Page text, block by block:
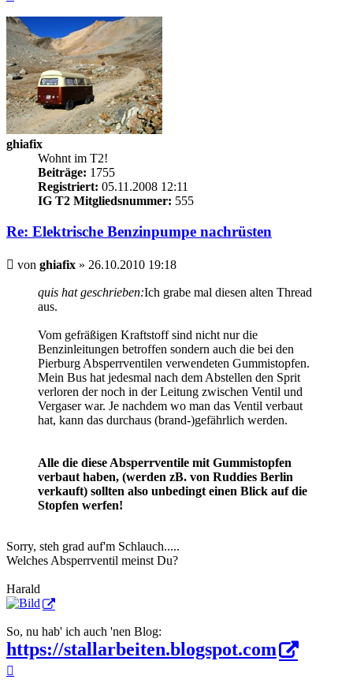
ghiafix
Wohnt im T2!
Beiträge: 1755
Registriert: 05.11.2008 12:11
IG T2 Mitgliedsnummer: 555
Re: Elektrische Benzinpumpe nachrüsten
Beitrag
von ghiafix » 26.10.2010 19:18
quis hat geschrieben:Ich grabe mal diesen alten Thread
aus.
Vom gefräßigen Kraftstoff sind nicht nur die
Benzinleitungen betroffen sondern auch die bei den
Pierburg Absperrventilen verwendeten Gummistopfen.
Mein Bus hat jedesmal nach dem Abstellen den Sprit
verloren der noch in der Leitung zwischen Ventil und
Vergaser war. Je nachdem wo man das Ventil verbaut
hat, kann das durchaus (brand-)gefährlich werden.
Alle die diese Absperrventile mit Gummistopfen
verbaut haben, (werden zB. von Ruddies Berlin
verkauft) sollten also unbedingt einen Blick auf die
Stopfen werfen!
Sorry, steh grad auf'm Schlauch.....
Welches Absperrventil meinst Du?
Harald
So, nu hab' ich auch 'nen Blog:
https://stallarbeiten.blogspot.com